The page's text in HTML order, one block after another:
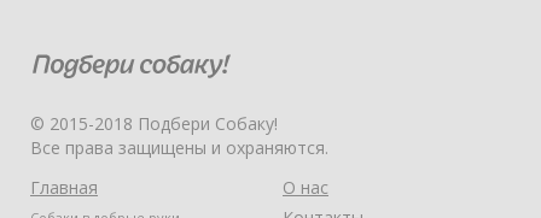
© 2015-2018 Подбери Собаку!
Все права защищены и охраняются.
Главная
О нас